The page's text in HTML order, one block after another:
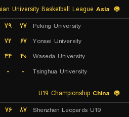
Asia
Peking University
۷۷ ۷۹
Yonsei University
۶۷ ۷۲
Waseda University
۴۰ ۴۴
Tsinghua University
-
-
China
Shenzhen Leopards U19
۸۷ ۷۶